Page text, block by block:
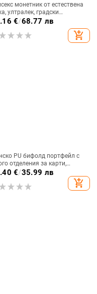
монетник от естествена
ултралек, градски
стил, подплата
€/68.77 лв
add_shopping_cart
PU бифолд портфейл с
отделения за карти,
ултралек
€/35.99 лв
add_shopping_cart